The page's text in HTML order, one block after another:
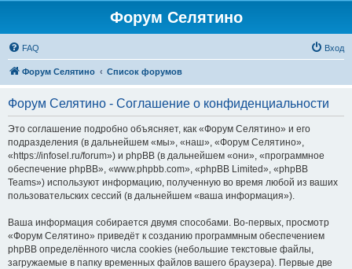
Форум Селятино
FAQ Вход
Форум Селятино Список форумов
Форум Селятино - Соглашение о конфиденциальности
Это соглашение подробно объясняет, как «Форум Селятино» и его
подразделения (в дальнейшем «мы», «наш», «Форум Селятино»,
«https://infosel.ru/forum») и phpBB (в дальнейшем «они», «программное
обеспечение phpBB», «www.phpbb.com», «phpBB Limited», «phpBB
Teams») используют информацию, полученную во время любой из ваших
пользовательских сессий (в дальнейшем «ваша информация»).
Ваша информация собирается двумя способами. Во-первых, просмотр
«Форум Селятино» приведёт к созданию программным обеспечением
phpBB определённого числа cookies (небольшие текстовые файлы,
загружаемые в папку временных файлов вашего браузера). Первые две